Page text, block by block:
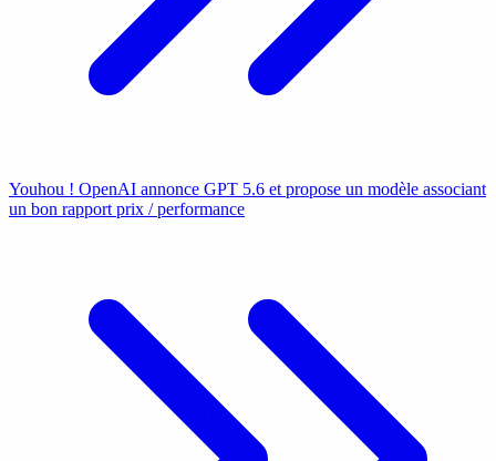
Youhou ! OpenAI annonce GPT 5.6 et propose un modèle associant
un bon rapport prix / performance